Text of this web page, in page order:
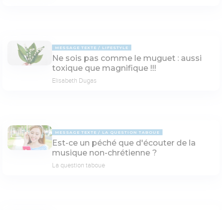
MESSAGE TEXTE LIFESTYLE
Ne sois pas comme le muguet : aussi
toxique que magnifique !!!
Elisabeth Dugas
MESSAGE TEXTE LA QUESTION TABOUE
Est-ce un péché que d'écouter de la
musique non-chrétienne ?
La question taboue